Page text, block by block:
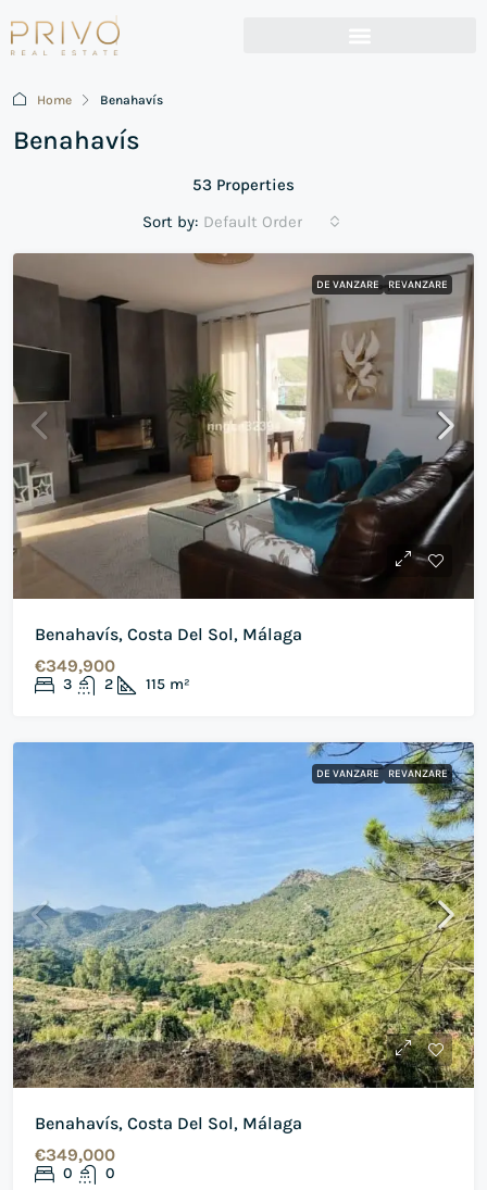
Home Benahavís
Benahavís
53 Properties
Sort by: Default Order
DE VANZARE REVANZARE
Benahavís, Costa Del Sol, Málaga
€349,900
3 2 115 m²
DE VANZARE REVANZARE
Benahavís, Costa Del Sol, Málaga
€349,000
0 0